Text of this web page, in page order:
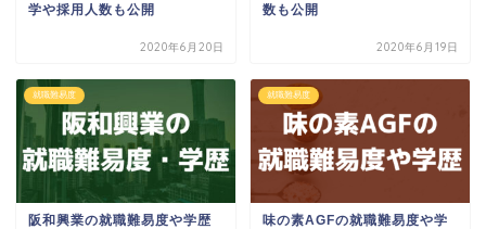
学や採用人数も公開
2020年6月20日
数も公開
2020年6月19日
就職難易度
阪和興業の就職難易度や学歴
就職難易度
味の素AGFの就職難易度や学